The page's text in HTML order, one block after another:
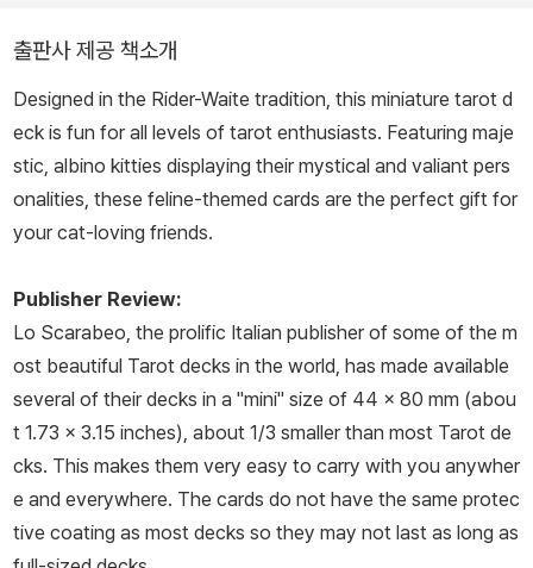
출판사 제공 책소개
Designed in the Rider-Waite tradition, this miniature tarot d
eck is fun for all levels of tarot enthusiasts. Featuring maje
stic, albino kitties displaying their mystical and valiant pers
onalities, these feline-themed cards are the perfect gift for
your cat-loving friends.
Publisher Review:
Lo Scarabeo, the prolific Italian publisher of some of the m
ost beautiful Tarot decks in the world, has made available
several of their decks in a "mini" size of 44 x 80 mm (abou
t 1.73 x 3.15 inches), about 1/3 smaller than most Tarot de
cks. This makes them very easy to carry with you anywher
e and everywhere. The cards do not have the same protec
tive coating as most decks so they may not last as long as